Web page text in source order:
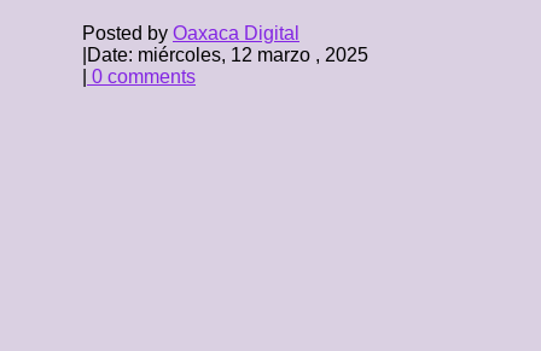
Posted by Oaxaca Digital
Date: miércoles, 12 marzo , 2025
0 comments